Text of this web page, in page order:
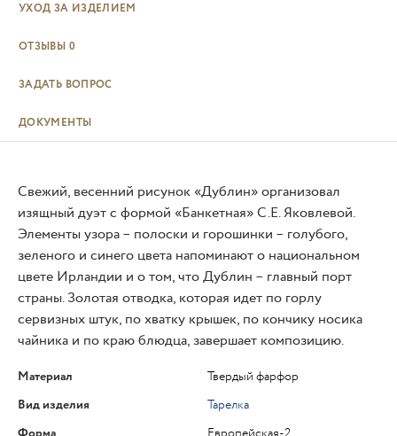
УХОД ЗА ИЗДЕЛИЕМ
ОТЗЫВЫ 0
ЗАДАТЬ ВОПРОС
ДОКУМЕНТЫ
Свежий, весенний рисунок «Дублин» организовал
изящный дуэт с формой «Банкетная» С.Е. Яковлевой.
Элементы узора – полоски и горошинки – голубого,
зеленого и синего цвета напоминают о национальном
цвете Ирландии и о том, что Дублин – главный порт
страны. Золотая отводка, которая идет по горлу
сервизных штук, по хватку крышек, по кончику носика
чайника и по краю блюдца, завершает композицию.
Материал
Твердый фарфор
Вид изделия
Тарелка